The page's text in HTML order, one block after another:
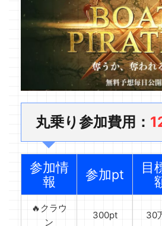
丸乗り参加費用： 1
参加情
報
参加pt
目
🔥クラウ
ン
300pt 30